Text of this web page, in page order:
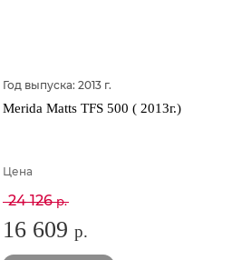
Год выпуска:2013 г.
Merida Matts TFS 500 ( 2013г.)
Цена
24 126р.
16 609р.